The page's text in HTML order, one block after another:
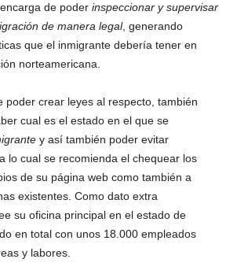
de poder inspeccionar y supervisar
de manera legal, generando
que el inmigrante debería tener en
norteamericana.
poder crear leyes al respecto, también
cual es el estado en el que se
y así también poder evitar
lo cual se recomienda el chequear los
de su página web como también a
existentes. Como dato extra
su oficina principal en el estado de
en total con unos 18.000 empleados
y labores.